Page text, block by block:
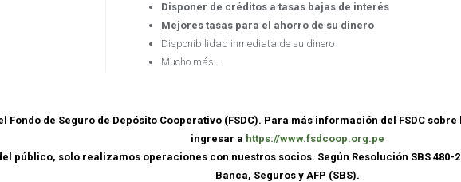
Disponer de créditos a tasas bajas de interés
Mejores tasas para el ahorro de su dinero
Disponibilidad inmediata de su dinero
Mucho más…
Fondo de Seguro de Depósito Cooperativo (FSDC). Para más información del FSDC
ingresar a https://www.fsdcoop.org.pe
público, solo realizamos operaciones con nuestros socios. Según Resolución SBS
Banca, Seguros y AFP (SBS).